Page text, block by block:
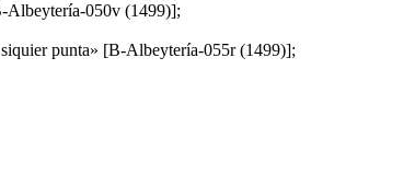
Albeytería-050v (1499)];
siquier punta» [B-Albeytería-055r (1499)];